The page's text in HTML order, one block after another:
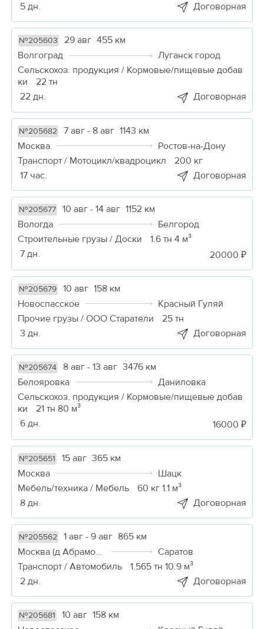
5 дн.
Договорная
№205603 29 авг 455 км
Волгоград
Луганск город
Сельскохоз. продукция / Кормовые/пищевые добав
ки
22 тн
22 дн.
Договорная
№205682 7 авг - 8 авг 1143 км
Москва
Ростов-на-Дону
Транспорт / Мотоцикл/квадроцикл
200 кг
17 час.
Договорная
№205677 10 авг - 14 авг 1152 км
Вологда
Белгород
Строительные грузы / Доски
1.6 тн 4 м³
7 дн.
20000 ₽
№205679 10 авг 158 км
Новоспасское
Красный Гуляй
Прочие грузы / ООО Старатели
25 тн
3 дн.
Договорная
№205674 8 авг - 13 авг 3476 км
Белояровка
Даниловка
Сельскохоз. продукция / Кормовые/пищевые добав
ки
21 тн 80 м³
6 дн.
16000 ₽
№205651 15 авг 365 км
Москва
Шацк
Мебель/техника / Мебель
60 кг 1.1 м³
8 дн.
Договорная
№205562 1 авг - 9 авг 865 км
Москва (д Абрамовка)
Саратов
Транспорт / Автомобиль
1.565 тн 10.9 м³
2 дн.
Договорная
№205681 10 авг 158 км